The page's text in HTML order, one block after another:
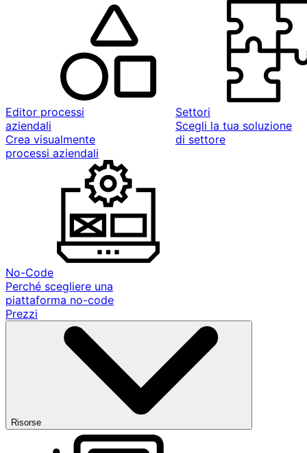
Editor processi
aziendali
Crea visualmente
processi aziendali
Settori
Scegli la tua soluzione
di settore
No-Code
Perché scegliere una
piattaforma no-code
Prezzi
Risorse